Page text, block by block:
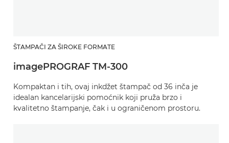
ŠTAMPAČI ZA ŠIROKE FORMATE
imagePROGRAF TM-300
Kompaktan i tih, ovaj inkdžet štampač od 36 inča je
idealan kancelarijski pomoćnik koji pruža brzo i
kvalitetno štampanje, čak i u ograničenom prostoru.